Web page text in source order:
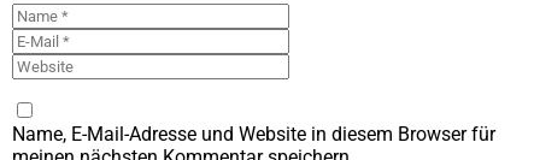
Name
Mail
Name, E-Mail-Adresse und Website in diesem Browser für